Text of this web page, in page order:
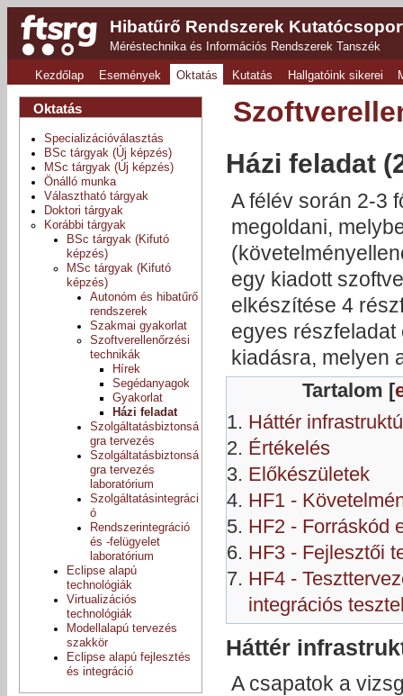
Hibatűrő Rendszerek
Méréstechnika és Információs Rendszerek Tanszék
Kezdőlap Események Oktatás Kutatás Hallgatóink sikerei
Házi feladat
A félév során 2-3
megoldani,
egy kiadott
elkészítése 4
egyes
kiadásra, melyen
Tartalom [
Háttér
Értékelés
Előkészületek
HF1 -
HF2 - Forráskód
HF3 - Fejlesztői
HF4 -
integrációs
Háttér
A csapatok a
Oktatás
Specializációválasztás
BSc tárgyak (Új képzés)
MSc tárgyak (Új képzés)
Önálló munka
Választható tárgyak
Doktori tárgyak
Korábbi tárgyak
BSc tárgyak (Kifutó
képzés)
MSc tárgyak (Kifutó
képzés)
Autonóm és hibatűrő
rendszerek
Szakmai gyakorlat
Szoftverellenőrzési
technikák
Hírek
Segédanyagok
Gyakorlat
Házi feladat
Szolgáltatásbiztonsá
gra tervezés
Szolgáltatásbiztonsá
gra tervezés
laboratórium
Szolgáltatásintegráci
ó
Rendszerintegráció
és -felügyelet
laboratórium
Eclipse alapú
technológiák
Virtualizációs
technológiák
Modellalapú tervezés
szakkör
Eclipse alapú fejlesztés
és integráció